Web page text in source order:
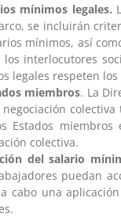
mínimos legales.
se incluirán
mínimos, así
interlocutores
legales respeten
miembros. La
Estados
colectiva.
del salario
puedan
cabo una